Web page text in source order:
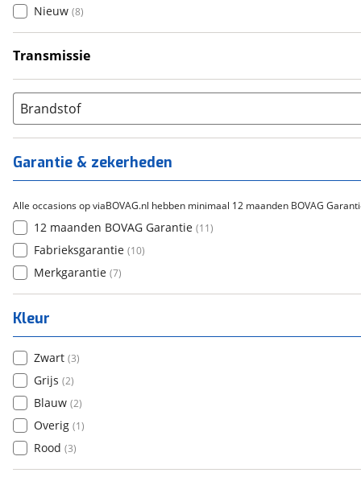
Nieuw (8)
Transmissie
Brandstof
Garantie & zekerheden
Alle occasions op viaBOVAG.nl hebben minimaal 12 maanden BOVAG
12 maanden BOVAG Garantie (11)
Fabrieksgarantie (10)
Merkgarantie (7)
Kleur
Zwart (3)
Grijs (2)
Blauw (2)
Overig (1)
Rood (3)